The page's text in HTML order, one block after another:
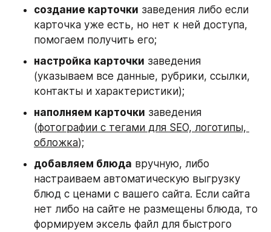
создание карточки заведения либо если
карточка уже есть, но нет к ней доступа,
помогаем получить его;
настройка карточки заведения
(указываем все данные, рубрики, ссылки,
контакты и характеристики);
наполняем карточки заведения
(фотографии с тегами для SEO, логотипы,
обложка);
добавляем блюда вручную, либо
настраиваем автоматическую выгрузку
блюд с ценами с вашего сайта. Если сайта
нет либо на сайте не размещены блюда, то
формируем эксель файл для быстрого